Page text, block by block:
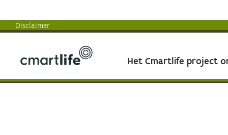
Disclaimer
Het Cmartlife project